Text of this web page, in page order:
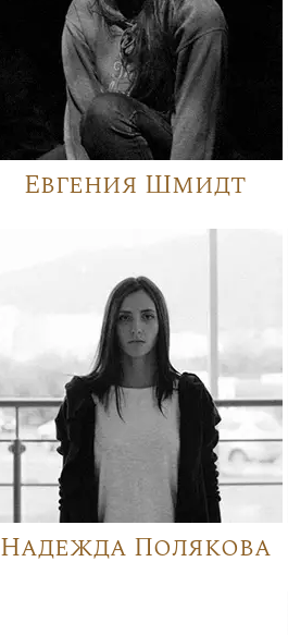
Евгения Шмидт
Надежда Полякова